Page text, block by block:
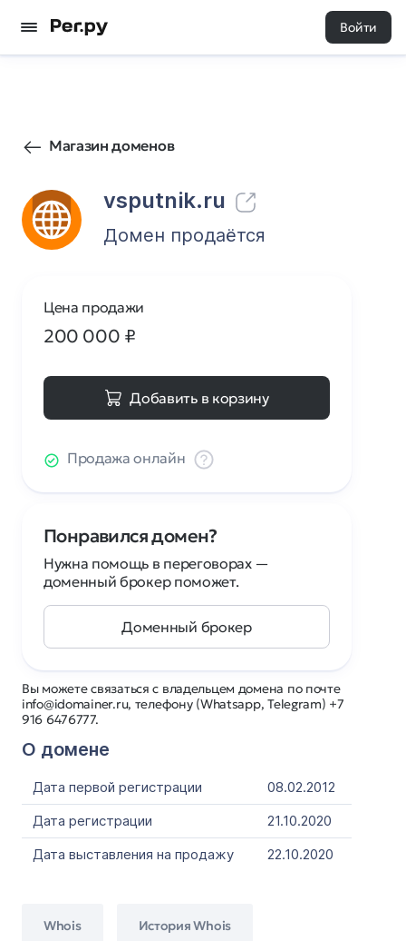
Войти
Магазин доменов
vsputnik.ru
65 0
Домен продаётся
Вы можете связаться с владельцем домена по почте
info@idomainer.ru, телефону (Whatsapp, Telegram) +7
916 6476777.
О домене
Дата первой регистрации
08.02.2012
Дата регистрации
21.10.2020
Дата выставления на продажу
22.10.2020
Whois История Whois
Цена продажи
200 000 ₽
Добавить в корзину
Продажа онлайн
Понравился домен?
Нужна помощь в переговорах —
доменный брокер поможет.
Доменный брокер